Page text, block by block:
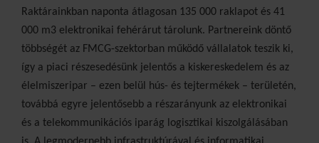
Raktárainkban naponta átlagosan 135 000 raklapot és 41
000 m3 elektronikai fehérárut tárolunk. Partnereink döntő
többségét az FMCG-szektorban működő vállalatok teszik ki,
így a piaci részesedésünk jelentős a kiskereskedelem és az
élelmiszeripar – ezen belül hús- és tejtermékek – területén,
továbbá egyre jelentősebb a részarányunk az elektronikai
és a telekommunikációs iparág logisztikai kiszolgálásában